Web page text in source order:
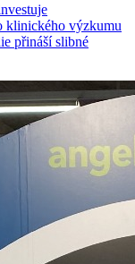
klinického výzkumu
přináší slibné